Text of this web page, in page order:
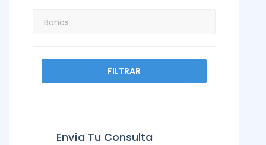
FILTRAR
Envía Tu Consulta